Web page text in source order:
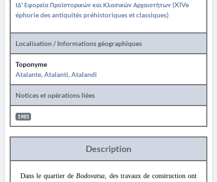
ΙΔ' Εφορεία Προϊστορικών και Κλασικών Αρχαιοτήτων (XIVe
éphorie des antiquités préhistoriques et classiques)
Localisation / Informations géographiques
Toponyme
Atalante, Atalanti, Atalandi
Notices et opérations liées
1985
Description
Dans le quartier deBodovatsa, des travaux de construction ont